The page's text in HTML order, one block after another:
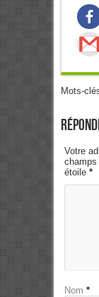
Mots-
Votre
champs
étoile *
Nom *